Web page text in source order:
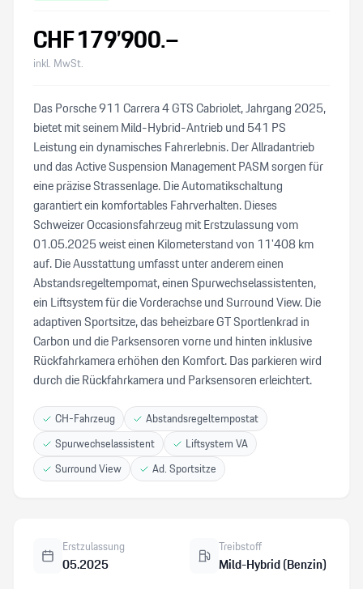
CHF179’900.–
inkl. MwSt.
Das Porsche 911 Carrera 4 GTS Cabriolet, Jahrgang 2025,
bietet mit seinem Mild-Hybrid-Antrieb und 541 PS
Leistung ein dynamisches Fahrerlebnis. Der Allradantrieb
und das Active Suspension Management PASM sorgen für
eine präzise Strassenlage. Die Automatikschaltung
garantiert ein komfortables Fahrverhalten. Dieses
Schweizer Occasionsfahrzeug mit Erstzulassung vom
01.05.2025 weist einen Kilometerstand von 11'408 km
auf. Die Ausstattung umfasst unter anderem einen
Abstandsregeltempomat, einen Spurwechselassistenten,
ein Liftsystem für die Vorderachse und Surround View. Die
adaptiven Sportsitze, das beheizbare GT Sportlenkrad in
Carbon und die Parksensoren vorne und hinten inklusive
Rückfahrkamera erhöhen den Komfort. Das parkieren wird
durch die Rückfahrkamera und Parksensoren erleichtert.
CH-Fahrzeug
Abstandsregeltempostat
Spurwechselassistent
Liftsystem VA
Surround View
Ad. Sportsitze
Erstzulassung
05.2025
Treibstoff
Mild-Hybrid (Benzin)